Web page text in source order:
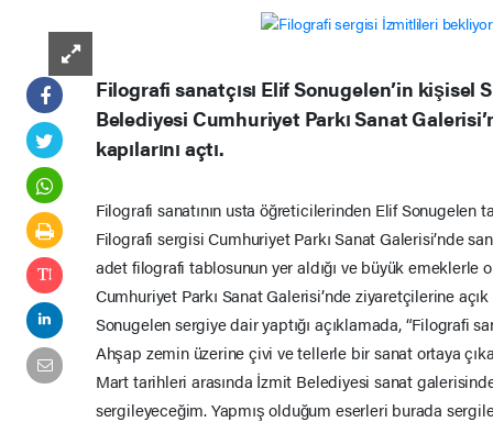
Filografi sanatçısı Elif Sonugelen’in kişisel
Belediyesi Cumhuriyet Parkı Sanat
kapılarını açtı.
Filografi sanatının usta öğreticilerinden Elif Sonugelen
Filografi sergisi Cumhuriyet Parkı Sanat Galerisi’nde
adet filografi tablosunun yer aldığı ve büyük emeklerle
Cumhuriyet Parkı Sanat Galerisi’nde ziyaretçilerine
Sonugelen sergiye dair yaptığı açıklamada, “Filografi
Ahşap zemin üzerine çivi ve tellerle bir sanat ortaya
Mart tarihleri arasında İzmit Belediyesi sanat
sergileyeceğim. Yapmış olduğum eserleri burada